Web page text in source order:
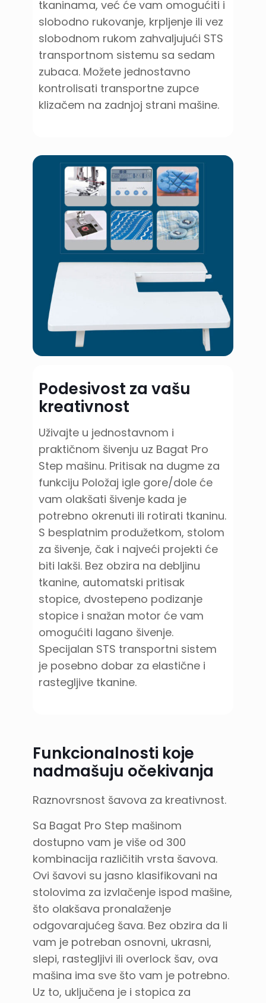
tkaninama, već će vam omogućiti i
slobodno rukovanje, krpljenje ili vez
slobodnom rukom zahvaljujući STS
transportnom sistemu sa sedam
zubaca. Možete jednostavno
kontrolisati transportne zupce
klizačem na zadnjoj strani mašine.
Podesivost za vašu
kreativnost
Uživajte u jednostavnom i
praktičnom šivenju uz Bagat Pro
Step mašinu. Pritisak na dugme za
funkciju Položaj igle gore/dole će
vam olakšati šivenje kada je
potrebno okrenuti ili rotirati tkaninu.
S besplatnim produžetkom, stolom
za šivenje, čak i najveći projekti će
biti lakši. Bez obzira na debljinu
tkanine, automatski pritisak
stopice, dvostepeno podizanje
stopice i snažan motor će vam
omogućiti lagano šivenje.
Specijalan STS transportni sistem
je posebno dobar za elastične i
rastegljive tkanine.
Funkcionalnosti koje
nadmašuju očekivanja
Raznovrsnost šavova za kreativnost.
Sa Bagat Pro Step mašinom
dostupno vam je više od 300
kombinacija različitih vrsta šavova.
Ovi šavovi su jasno klasifikovani na
stolovima za izvlačenje ispod mašine,
što olakšava pronalaženje
odgovarajućeg šava. Bez obzira da li
vam je potreban osnovni, ukrasni,
slepi, rastegljivi ili overlock šav, ova
mašina ima sve što vam je potrebno.
Uz to, uključena je i stopica za